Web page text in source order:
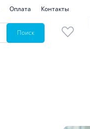
Оплата Контакты
Поиск